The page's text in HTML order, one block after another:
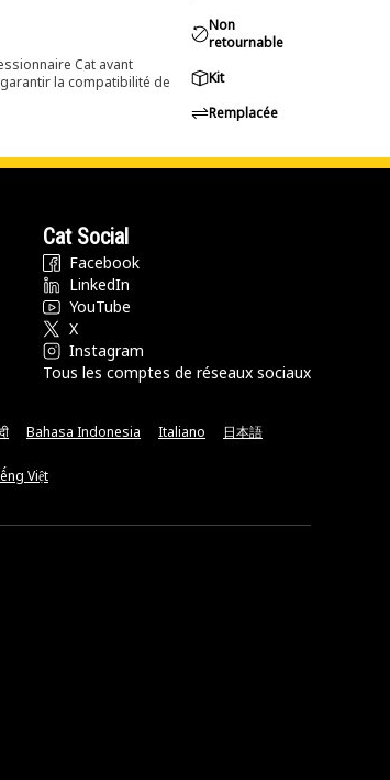
Cat avant
la compatibilité de
Non
retournable
Kit
Remplacée
Cat Social
Facebook
LinkedIn
YouTube
X
Instagram
Tous les comptes de réseaux sociaux
Bahasa Indonesia Italiano 日本語
Việt